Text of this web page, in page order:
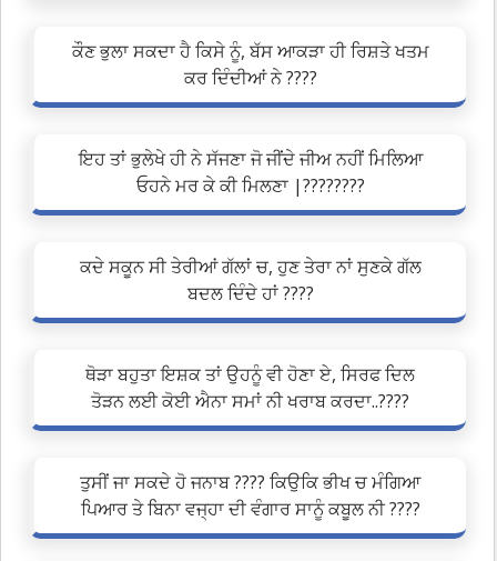
ਕੌਣ ਭੁਲਾ ਸਕਦਾ ਹੈ ਕਿਸੇ ਨੂੰ, ਬੱਸ ਆਕੜਾ ਹੀ ਰਿਸ਼ਤੇ ਖਤਮ
ਕਰ ਦਿੰਦੀਆਂ ਨੇ ????
ਇਹ ਤਾਂ ਭੁਲੇਖੇ ਹੀ ਨੇ ਸੱਜਣਾ ਜੋ ਜੀਂਦੇ ਜੀਅ ਨਹੀਂ ਮਿਲਿਆ
ਓਹਨੇ ਮਰ ਕੇ ਕੀ ਮਿਲਣਾ |????????
ਕਦੇ ਸਕੂਨ ਸੀ ਤੇਰੀਆਂ ਗੱਲਾਂ ਚ, ਹੁਣ ਤੇਰਾ ਨਾਂ ਸੁਣਕੇ ਗੱਲ
ਬਦਲ ਦਿੰਦੇ ਹਾਂ ????
ਥੋੜਾ ਬਹੁਤਾ ਇਸ਼ਕ ਤਾਂ ਉਹਨੂੰ ਵੀ ਹੋਣਾ ਏ, ਸਿਰਫ ਦਿਲ
ਤੋੜਨ ਲਈ ਕੋਈ ਐਨਾ ਸਮਾਂ ਨੀ ਖਰਾਬ ਕਰਦਾ..????
ਤੁਸੀਂ ਜਾ ਸਕਦੇ ਹੋ ਜਨਾਬ ???? ਕਿਉਕਿ ਭੀਖ ਚ ਮੰਗਿਆ
ਪਿਆਰ ਤੇ ਬਿਨਾ ਵਜ੍ਹਾ ਦੀ ਵੰਗਾਰ ਸਾਨੂੰ ਕਬੂਲ ਨੀ ????